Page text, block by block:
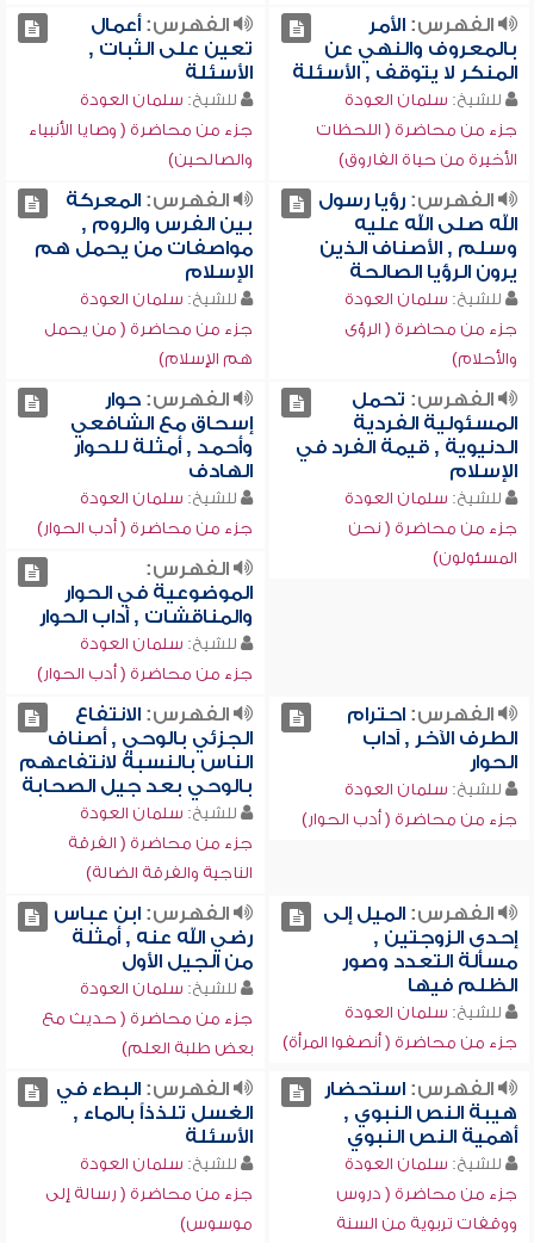
الفهرس:الأمر
بالمعروف والنهي عن
المنكر لا يتوقف , الأسئلة
للشيخ: سلمان العودة
جزء من محاضرة ( اللحظات
الأخيرة من حياة الفاروق)
الفهرس:أعمال
تعين على الثبات ,
الأسئلة
للشيخ: سلمان العودة
جزء من محاضرة ( وصايا الأنبياء
والصالحين)
الفهرس:رؤيا رسول
الله صلى الله عليه
وسلم , الأصناف الذين
يرون الرؤيا الصالحة
للشيخ: سلمان العودة
جزء من محاضرة ( الرؤى
والأحلام)
الفهرس:المعركة
بين الفرس والروم ,
مواصفات من يحمل هم
الإسلام
للشيخ: سلمان العودة
جزء من محاضرة ( من يحمل
هم الإسلام)
الفهرس: تحمل
المسئولية الفردية
الدنيوية , قيمة الفرد في
الإسلام
للشيخ: سلمان العودة
جزء من محاضرة ( نحن
المسئولون)
الفهرس:حوار
إسحاق مع الشافعي
وأحمد , أمثلة للحوار
الهادف
للشيخ: سلمان العودة
جزء من محاضرة ( أدب الحوار)
الفهرس:
الموضوعية في الحوار
والمناقشات , آداب الحوار
للشيخ: سلمان العودة
جزء من محاضرة ( أدب الحوار)
الفهرس:احترام
الطرف الآخر , آداب
الحوار
للشيخ: سلمان العودة
جزء من محاضرة ( أدب الحوار)
الفهرس:الانتفاع
الجزئي بالوحي , أصناف
الناس بالنسبة لانتفاعهم
بالوحي بعد جيل الصحابة
للشيخ: سلمان العودة
جزء من محاضرة ( الفرقة
الناجية والفرقة الضالة)
الفهرس:الميل إلى
إحدى الزوجتين ,
مسألة التعدد وصور
الظلم فيها
للشيخ: سلمان العودة
جزء من محاضرة ( أنصفوا المرأة)
الفهرس:ابن عباس
رضي الله عنه , أمثلة
من الجيل الأول
للشيخ: سلمان العودة
جزء من محاضرة ( حديث مع
بعض طلبة العلم)
الفهرس:استحضار
هيبة النص النبوي ,
أهمية النص النبوي
للشيخ: سلمان العودة
جزء من محاضرة ( دروس
ووقفات تربوية من السنة
الفهرس:البطء في
الغسل تلذذاً بالماء ,
الأسئلة
للشيخ: سلمان العودة
جزء من محاضرة ( رسالة إلى
موسوس)